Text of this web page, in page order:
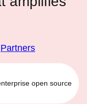
Partners
open source